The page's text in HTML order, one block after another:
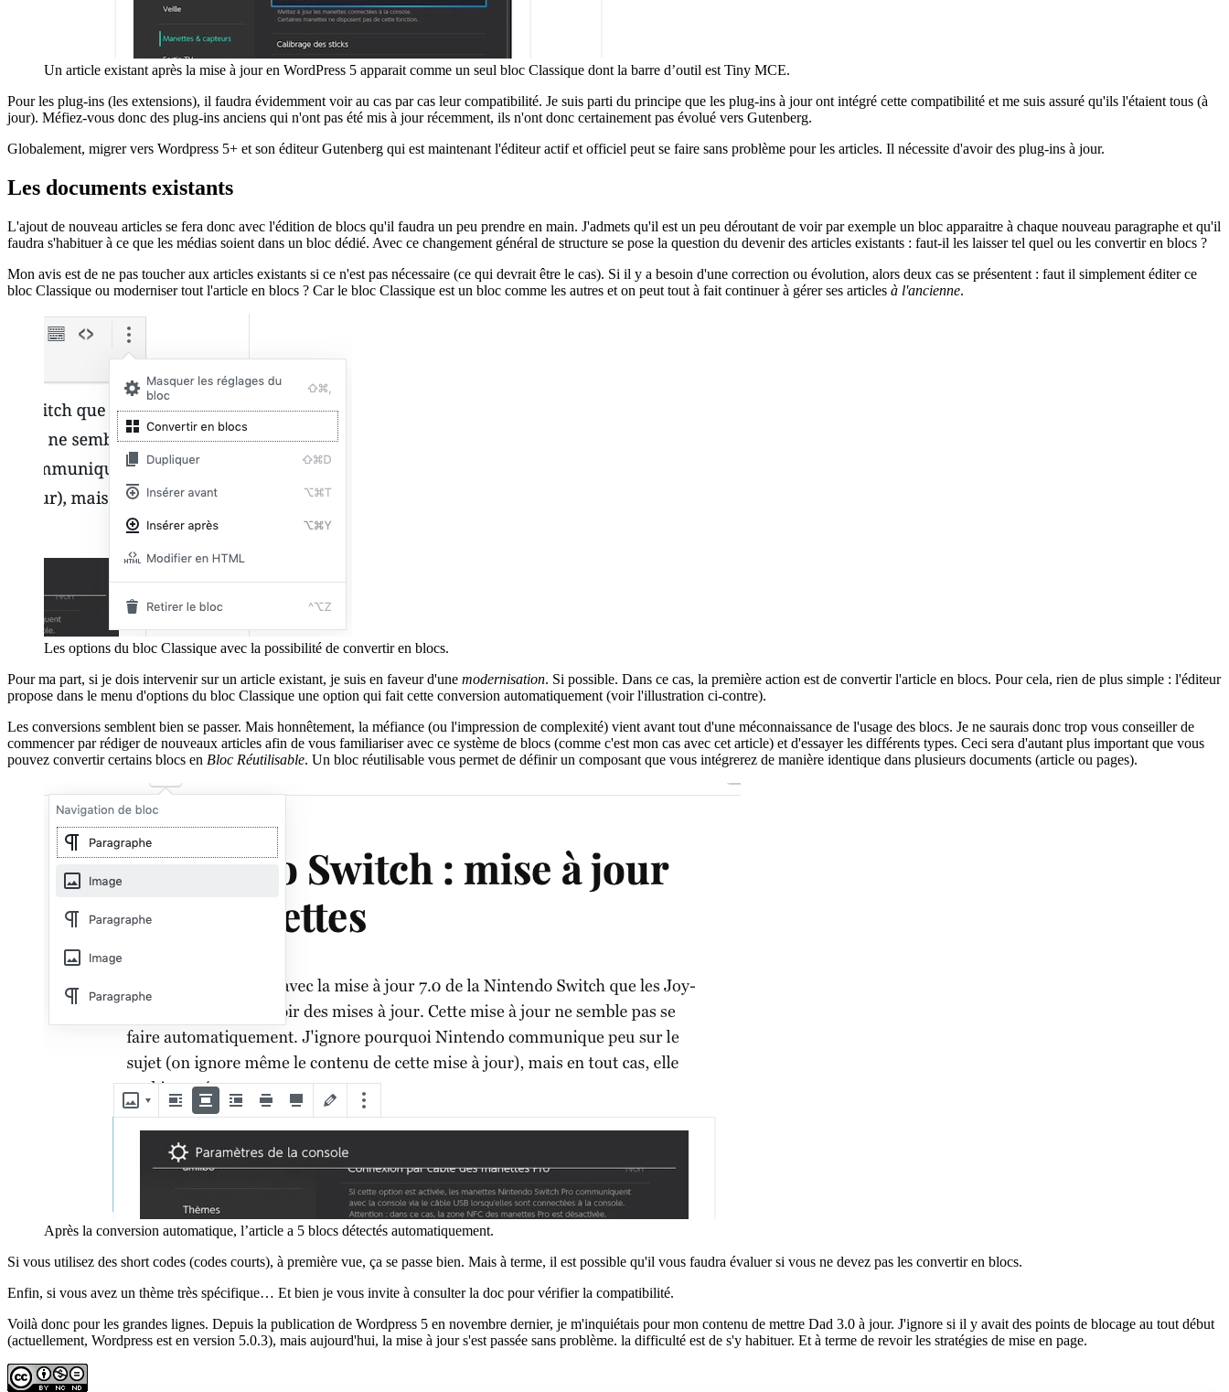
Un article existant après la mise à jour en WordPress 5 apparait comme un seul bloc Classique dont la barre d’outil est Tiny MCE.
Pour les plug-ins (les extensions), il faudra évidemment voir au cas par cas leur compatibilité. Je suis parti du principe que les plug-ins à jour ont intégré cette compatibilité et me suis assuré qu'ils l'étaient tous (à
jour). Méfiez-vous donc des plug-ins anciens qui n'ont pas été mis à jour récemment, ils n'ont donc certainement pas évolué vers Gutenberg.
Globalement, migrer vers Wordpress 5+ et son éditeur Gutenberg qui est maintenant l'éditeur actif et officiel peut se faire sans problème pour les articles. Il nécessite d'avoir des plug-ins à jour.
Les documents existants
L'ajout de nouveau articles se fera donc avec l'édition de blocs qu'il faudra un peu prendre en main. J'admets qu'il est un peu déroutant de voir par exemple un bloc apparaitre à chaque nouveau paragraphe et qu'il
faudra s'habituer à ce que les médias soient dans un bloc dédié. Avec ce changement général de structure se pose la question du devenir des articles existants : faut-il les laisser tel quel ou les convertir en blocs ?
Mon avis est de ne pas toucher aux articles existants si ce n'est pas nécessaire (ce qui devrait être le cas). Si il y a besoin d'une correction ou évolution, alors deux cas se présentent : faut il simplement éditer ce
bloc Classique ou moderniser tout l'article en blocs ? Car le bloc Classique est un bloc comme les autres et on peut tout à fait continuer à gérer ses articles à l'ancienne.
Les options du bloc Classique avec la possibilité de convertir en blocs.
Pour ma part, si je dois intervenir sur un article existant, je suis en faveur d'une modernisation. Si possible. Dans ce cas, la première action est de convertir l'article en blocs. Pour cela, rien de plus simple : l'éditeur
propose dans le menu d'options du bloc Classique une option qui fait cette conversion automatiquement (voir l'illustration ci-contre).
Les conversions semblent bien se passer. Mais honnêtement, la méfiance (ou l'impression de complexité) vient avant tout d'une méconnaissance de l'usage des blocs. Je ne saurais donc trop vous conseiller de
commencer par rédiger de nouveaux articles afin de vous familiariser avec ce système de blocs (comme c'est mon cas avec cet article) et d'essayer les différents types. Ceci sera d'autant plus important que vous
pouvez convertir certains blocs en Bloc Réutilisable. Un bloc réutilisable vous permet de définir un composant que vous intégrerez de manière identique dans plusieurs documents (article ou pages).
Après la conversion automatique, l’article a 5 blocs détectés automatiquement.
Si vous utilisez des short codes (codes courts), à première vue, ça se passe bien. Mais à terme, il est possible qu'il vous faudra évaluer si vous ne devez pas les convertir en blocs.
Enfin, si vous avez un thème très spécifique… Et bien je vous invite à consulter la doc pour vérifier la compatibilité.
Voilà donc pour les grandes lignes. Depuis la publication de Wordpress 5 en novembre dernier, je m'inquiétais pour mon contenu de mettre Dad 3.0 à jour. J'ignore si il y avait des points de blocage au tout début
(actuellement, Wordpress est en version 5.0.3), mais aujourd'hui, la mise à jour s'est passée sans problème. la difficulté est de s'y habituer. Et à terme de revoir les stratégies de mise en page.